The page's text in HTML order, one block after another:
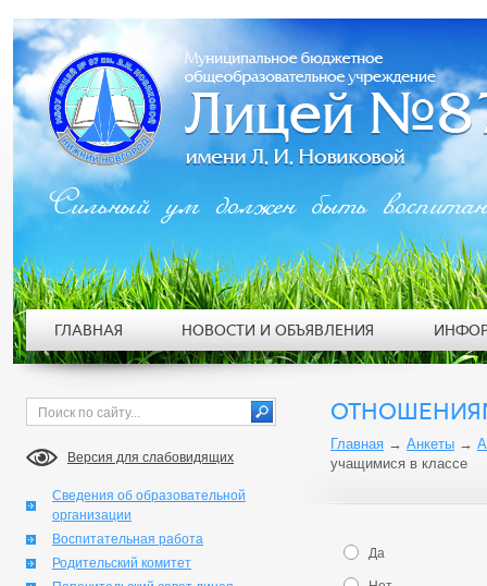
Версия для слабовидящих
Сведения об образовательной
организации
Воспитательная работа
Родительский комитет
Главная → Анкеты →
учащимися в классе
Да
Сильный ум должен быть
ГЛАВНАЯ НОВОСТИ И ОБЪЯВЛЕНИЯ